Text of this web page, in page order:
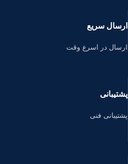
ارسال سریع
ارسال در اسرع وقت
پشتیبانی
پشتیبانی فنی